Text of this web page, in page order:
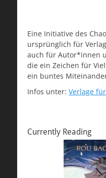
Eine Initiative des
ursprünglich für
auch für Autor*innen
die ein Zeichen für
ein buntes
Infos unter: Verlage
Currently Reading